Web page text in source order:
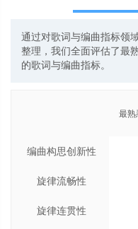
通过对歌词与编曲指标领
整理，我们全面评估了最
的歌词与编曲指标。
编曲构思创新性
旋律流畅性
旋律连贯性
最熟